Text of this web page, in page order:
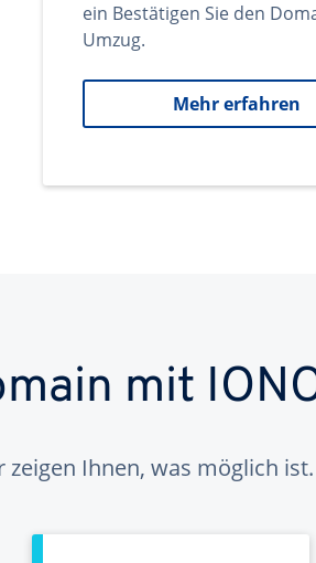
ein Bestätigen Sie den
Umzug.
Mehr erfahren
mit
zeigen Ihnen, was möglich ist.